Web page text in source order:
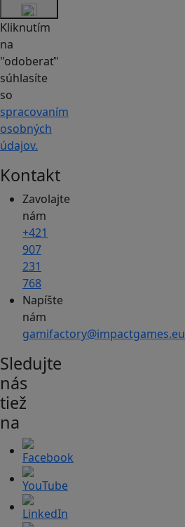
Kliknutím
na
"odoberať"
súhlasíte
so
spracovaním
osobných
údajov.
Kontakt
Zavolajte
nám
+421
907
231
768
Napíšte
nám
gamifactory@impactgames.eu
Sledujte
nás
tiež
na